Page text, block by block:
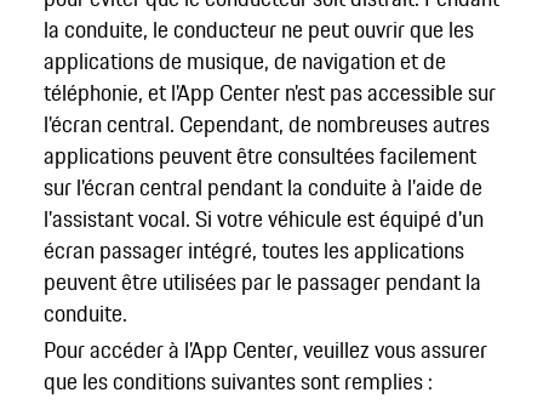
la conduite, le conducteur ne peut ouvrir que les
applications de musique, de navigation et de
téléphonie, et l'App Center n'est pas accessible sur
l'écran central. Cependant, de nombreuses autres
applications peuvent être consultées facilement
sur l'écran central pendant la conduite à l'aide de
l'assistant vocal. Si votre véhicule est équipé d'un
écran passager intégré, toutes les applications
peuvent être utilisées par le passager pendant la
conduite.
Pour accéder à l'App Center, veuillez vous assurer
que les conditions suivantes sont remplies :